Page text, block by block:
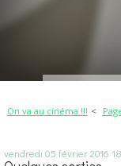
On va au cinéma !!!
vendredi 05 février 2016